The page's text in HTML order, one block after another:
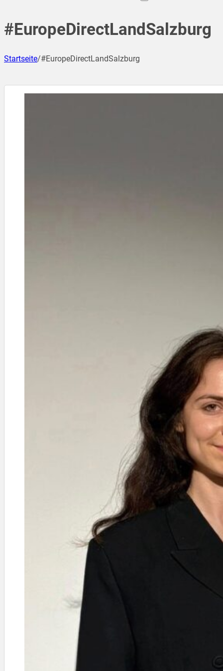
#EuropeDirectLandSalzburg
Startseite/#EuropeDirectLandSalzburg